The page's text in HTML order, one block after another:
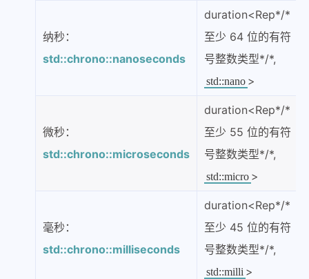
纳秒：
std::chrono::nanoseconds
duration<Rep*/*
至少 64 位的有符
号整数类型*/*,
std::nano >
微秒：
std::chrono::microseconds
duration<Rep*/*
至少 55 位的有符
号整数类型*/*,
std::micro >
毫秒：
std::chrono::milliseconds
duration<Rep*/*
至少 45 位的有符
号整数类型*/*,
std::milli >